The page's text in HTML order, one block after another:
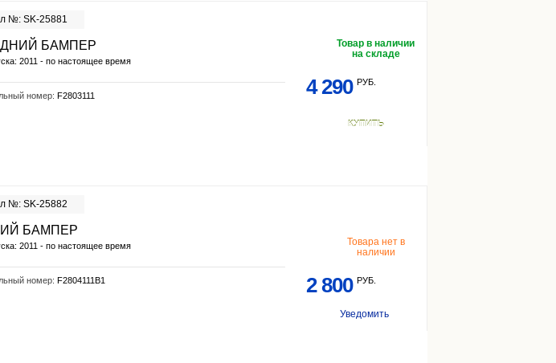
№: SK-25881
БАМПЕР
2011 - по настоящее время
номер: F2803111
Товар в наличии
на складе
4 290 РУБ.
КУПИТЬ
№: SK-25882
БАМПЕР
2011 - по настоящее время
номер: F2804111B1
Товара нет в
наличии
2 800 РУБ.
Уведомить